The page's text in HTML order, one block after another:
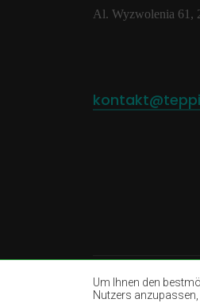
Um Ihnen den
Nutzers
Al. Wyzwolenia 61,